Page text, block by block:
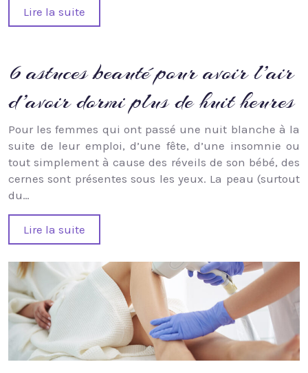
Lire la suite
6 astuces beauté pour avoir l’air
d’avoir dormi plus de huit heures
Pour les femmes qui ont passé une nuit blanche à la
suite de leur emploi, d’une fête, d’une insomnie ou
tout simplement à cause des réveils de son bébé, des
cernes sont présentes sous les yeux. La peau (surtout
du…
Lire la suite